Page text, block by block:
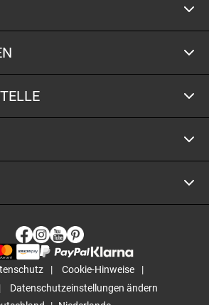
Cookie-Hinweise
Datenschutzeinstellungen ändern